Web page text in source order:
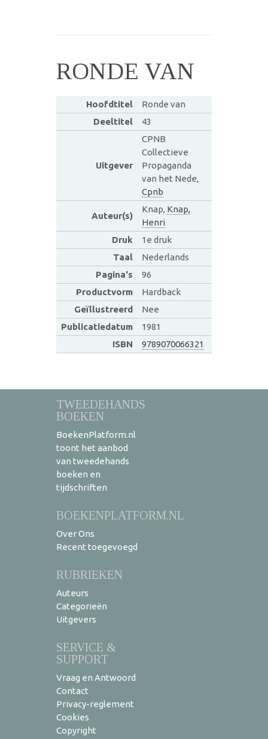
RONDE VAN
Hoofdtitel
Ronde van
Deeltitel
43
Uitgever
CPNB
Collectieve
Propaganda
van het Nede,
Cpnb
Auteur(s)
Knap, Knap,
Henri
Druk
1e druk
Taal
Nederlands
Pagina's
96
Productvorm
Hardback
Geïllustreerd
Nee
Publicatiedatum
1981
ISBN
9789070066321
TWEEDEHANDS
BOEKEN
BoekenPlatform.nl
toont het aanbod
van tweedehands
boeken en
tijdschriften
BOEKENPLATFORM.NL
Over Ons
Recent toegevoegd
RUBRIEKEN
Auteurs
Categorieën
Uitgevers
SERVICE &
SUPPORT
Vraag en Antwoord
Contact
Privacy-reglement
Cookies
Copyright